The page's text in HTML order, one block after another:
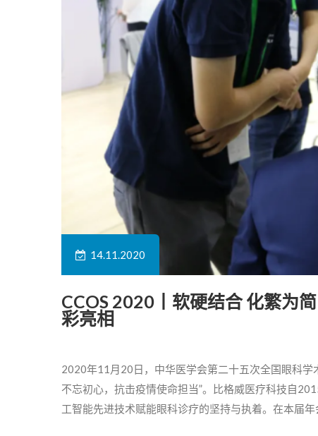
14.11.2020
CCOS 2020丨软硬结合 化繁为
彩亮相
2020年11月20日，中华医学会第二十五次全国眼科
不忘初心，抗击疫情使命担当”。比格威医疗科技自
工智能先进技术赋能眼科诊疗的坚持与执着。在本届